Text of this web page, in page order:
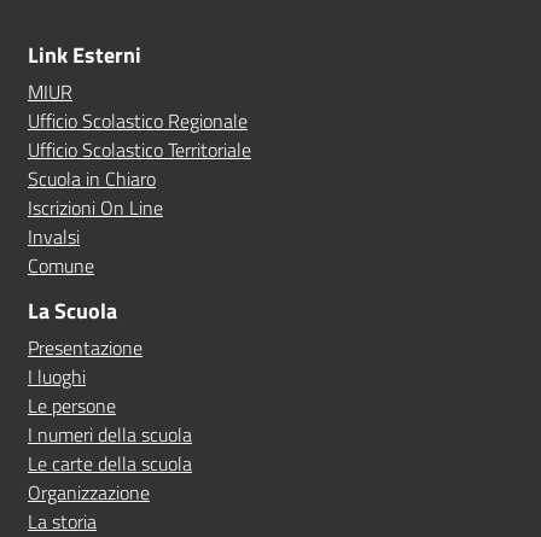
Link Esterni
MIUR
Ufficio Scolastico Regionale
Ufficio Scolastico Territoriale
Scuola in Chiaro
Iscrizioni On Line
Invalsi
Comune
La Scuola
Presentazione
I luoghi
Le persone
I numeri della scuola
Le carte della scuola
Organizzazione
La storia